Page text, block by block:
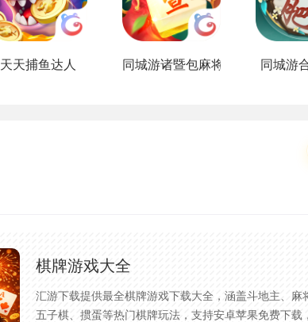
天天捕鱼达人 同城游诸暨包麻将 同城游
棋牌游戏大全
汇游下载提供最全棋牌游戏下载大全，涵盖斗地主、麻
五子棋、掼蛋等热门棋牌玩法，支持安卓苹果免费下载